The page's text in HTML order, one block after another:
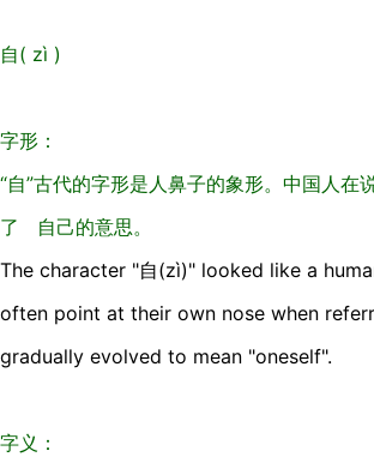
自( zì )
字形：
“自”古代的字形是人鼻子的象形。中国人在
了 自己的意思。
The character "自(zì)" looked like a
often point at their own nose when
gradually evolved to mean "oneself".
字义：